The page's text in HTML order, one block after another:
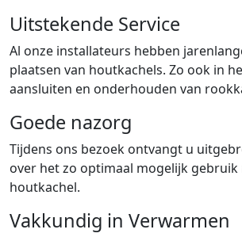
Uitstekende Service
Al onze installateurs hebben
plaatsen van houtkachels. Zo ook in
aansluiten en onderhouden van
Goede nazorg
Tijdens ons bezoek ontvangt u
over het zo optimaal mogelijk gebruik
houtkachel.
Vakkundig in Verwarmen